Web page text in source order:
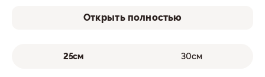
Открыть полностью
25см 30см